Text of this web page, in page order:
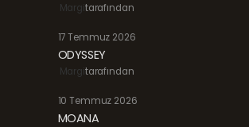
Margitarafından
17 Temmuz 2026
ODYSSEY
Margitarafından
10 Temmuz 2026
MOANA